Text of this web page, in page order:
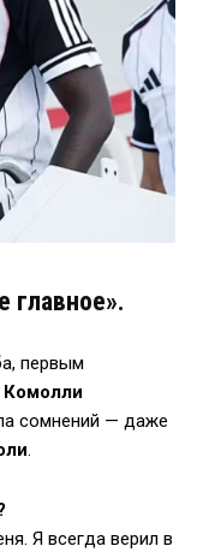
главное».
первым
сомнений — даже
.
Я всегда верил в